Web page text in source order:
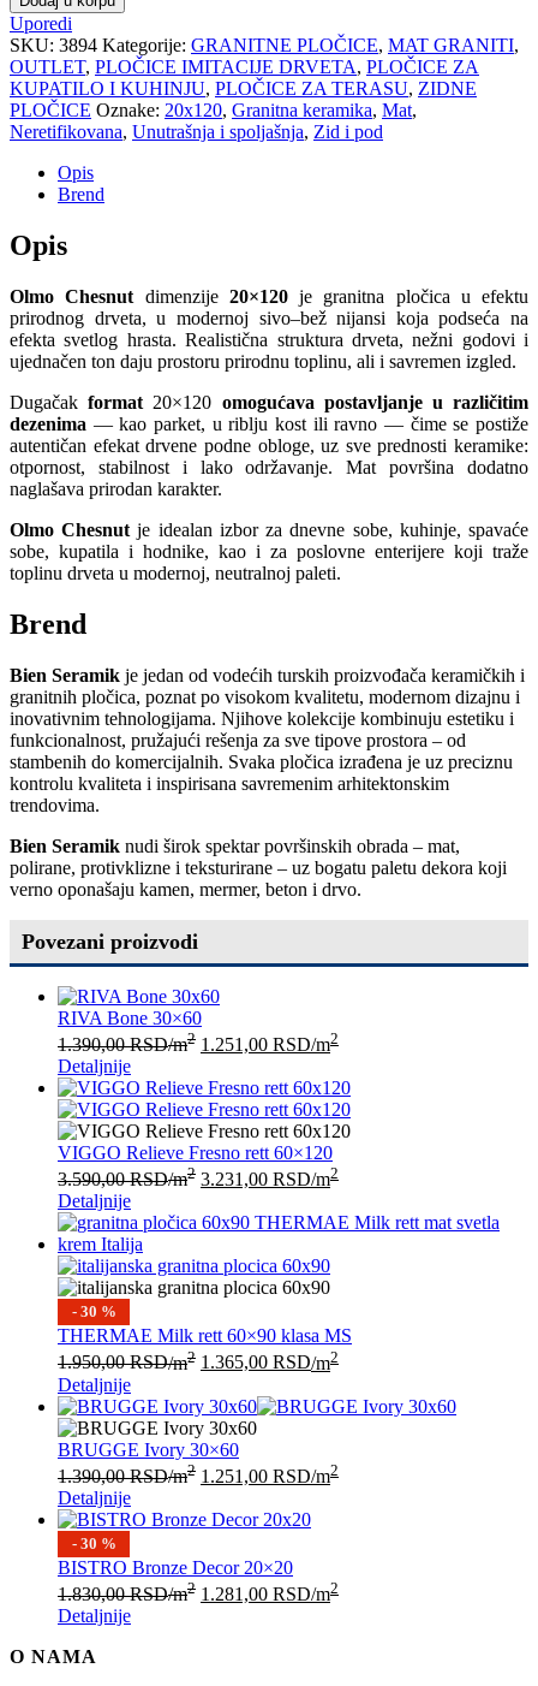
Uporedi
SKU: 3894 Kategorije: GRANITNE PLOČICE, MAT GRANITI,
OUTLET, PLOČICE IMITACIJE DRVETA, PLOČICE ZA
KUPATILO I KUHINJU, PLOČICE ZA TERASU, ZIDNE
PLOČICE Oznake: 20x120, Granitna keramika, Mat,
Neretifikovana, Unutrašnja i spoljašnja, Zid i pod
Opis
Brend
Opis
Olmo Chesnut dimenzije 20×120je granitna pločica u efektu
prirodnog drveta, u modernoj sivo–bež nijansi koja podseća na
efekta svetlog hrasta. Realistična struktura drveta, nežni godovi i
ujednačen ton daju prostoru prirodnu toplinu, ali i savremen izgled.
Dugačakformat 20×120 omogućava postavljanje u različitim
dezenima — kao parket, u riblju kost ili ravno — čime se postiže
autentičan efekat drvene podne obloge, uz sve prednosti keramike:
otpornost, stabilnost i lako održavanje. Mat površina dodatno
naglašava prirodan karakter.
Olmo Chesnut je idealan izbor za dnevne sobe, kuhinje, spavaće
sobe, kupatila i hodnike, kao i za poslovne enterijere koji traže
toplinu drveta u modernoj, neutralnoj paleti.
Brend
Bien Seramik je jedan od vodećih turskih proizvođača keramičkih i
granitnih pločica, poznat po visokom kvalitetu, modernom dizajnu i
inovativnim tehnologijama. Njihove kolekcije kombinuju estetiku i
funkcionalnost, pružajući rešenja za sve tipove prostora – od
stambenih do komercijalnih. Svaka pločica izrađena je uz preciznu
kontrolu kvaliteta i inspirisana savremenim arhitektonskim
trendovima.
Bien Seramik nudi širok spektar površinskih obrada – mat,
polirane, protivklizne i teksturirane – uz bogatu paletu dekora koji
verno oponašaju kamen, mermer, beton i drvo.
Povezani proizvodi
RIVA Bone 30×60
1.390,00RSD/m2 1.251,00 RSD/m2
Detaljnije
VIGGO Relieve Fresno rett 60×120
3.590,00RSD/m2 3.231,00 RSD/m2
Detaljnije
- 30 %
THERMAE Milk rett 60×90 klasa MS
1.950,00RSD/m2 1.365,00 RSD/m2
Detaljnije
BRUGGE Ivory 30×60
1.390,00RSD/m2 1.251,00 RSD/m2
Detaljnije
- 30 %
BISTRO Bronze Decor 20×20
1.830,00RSD/m2 1.281,00 RSD/m2
Detaljnije
O NAMA